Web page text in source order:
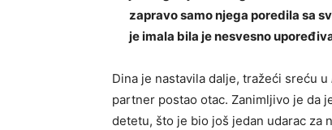
zapravo samo njega poredila sa
je imala bila je nesvesno
Dina je nastavila dalje, tražeći sreću u
partner postao otac. Zanimljivo je da
detetu, što je bio još jedan udarac za